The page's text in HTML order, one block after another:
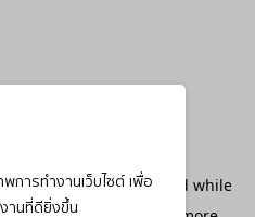
การทำงานเว็บไซต์ เพื่อ
านที่ดียิ่งขึ้น
exception has occurred while